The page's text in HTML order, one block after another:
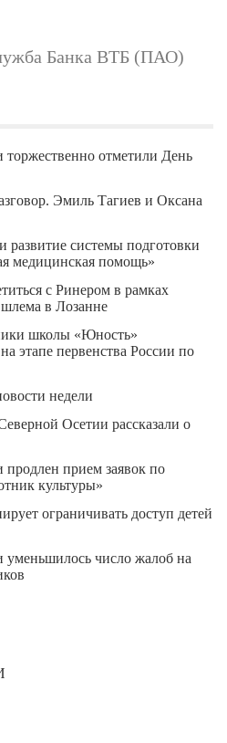
Банка ВТБ (ПАО)
отметили День
Эмиль Тагиев и Оксана
системы подготовки
медицинская помощь»
с Ринером в рамках
в Лозанне
школы «Юность»
этапе первенства России по
недели
Осетии рассказали о
прием заявок по
культуры»
ограничивать доступ детей
число жалоб на